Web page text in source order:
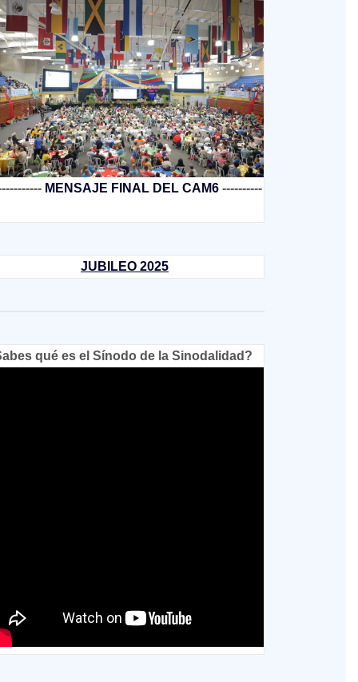
MENSAJE FINAL DEL CAM6 ----------
JUBILEO 2025
qué es el Sínodo de la Sinodalidad?